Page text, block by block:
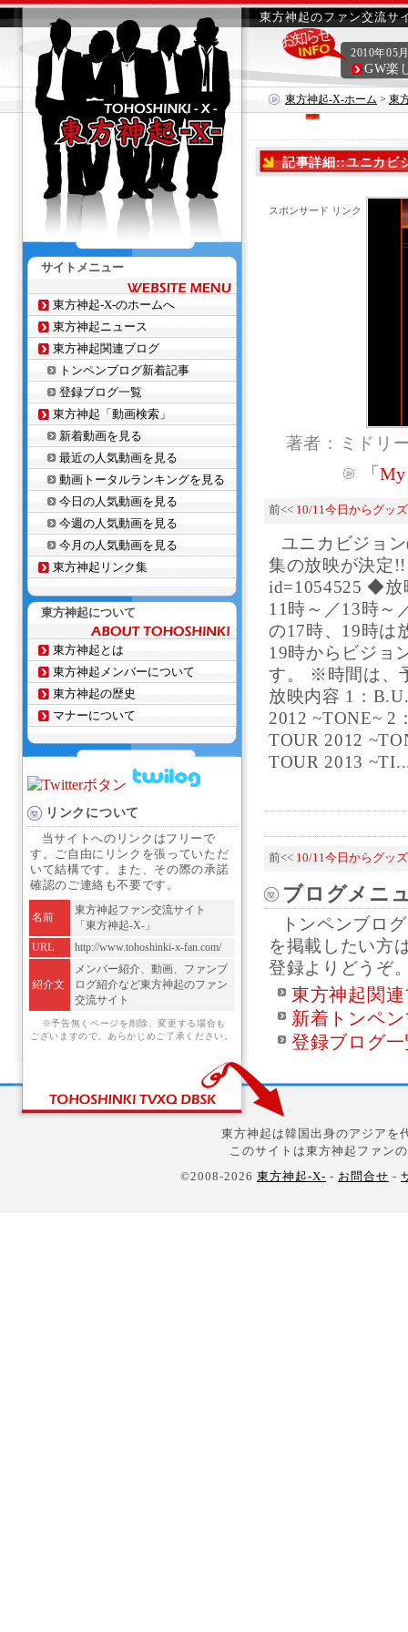
東方神起のファン交流サ
東方神起-X-ホーム > 東
念特集の放映が決定!!
2010年05
GW楽
記事詳細::ユニカビ
スポンサード リンク
著者：ミドリ
「
前<< 10/11今日からグッ
ユニカビジョ
集の放映が決定
id=1054525 ◆放
11時～／13時～
の17時、19時は
19時からビジョ
す。 ※時間は、
放映内容 1：
2012 ~TONE~ 2
TOUR 2012
TOUR 2013
前<< 10/11今日からグッ
ブログメニ
トンペンブロ
を掲載したい方
登録よりどうぞ
東方神起関
新着トンペ
登録ブログ
サイトメニュー
東方神起-X-のホームへ
東方神起ニュース
東方神起関連ブログ
トンペンブログ新着記事
登録ブログ一覧
東方神起「動画検索」
新着動画を見る
最近の人気動画を見る
動画トータルランキングを見る
今日の人気動画を見る
今週の人気動画を見る
今月の人気動画を見る
東方神起リンク集
東方神起について
東方神起とは
東方神起メンバーについて
東方神起の歴史
マナーについて
リンクについて
当サイトへのリンクはフリーで
す。ご自由にリンクを張っていただ
いて結構です。また、その際の承諾
確認のご連絡も不要です。
名前
東方神起ファン交流サイト
「東方神起-X-」
URL
http://www.tohoshinki-x-fan.com/
紹介文
メンバー紹介、動画、ファンブ
ログ紹介など東方神起のファン
交流サイト
※予告無くページを削除、変更する場合も
ございますので、あらかじめご了承ください。
東方神起は韓国出身のアジアを
このサイトは東方神起ファン
©2008-2026 東方神起-X- - お問合せ -